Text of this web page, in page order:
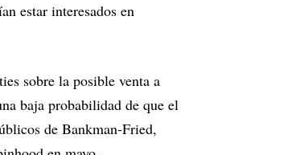
estar interesados en
sobre la posible venta a
baja probabilidad de que el
de Bankman-Fried,